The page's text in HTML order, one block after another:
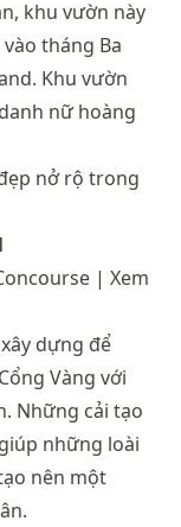
khu vườn này
tháng Ba
Khu vườn
nữ hoàng
| Xem
dựng để
Vàng với
Những cải tạo
những loài
nên một